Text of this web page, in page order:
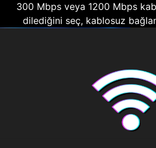
300 Mbps veya 1200 Mbps
dilediğini seç, kablosuz